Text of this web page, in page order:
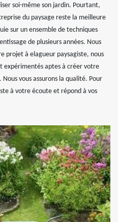
soi-même son jardin. Pourtant,
du paysage reste la meilleure
sur un ensemble de techniques
de plusieurs années. Nous
projet à elagueur paysagiste, nous
expérimentés aptes à créer votre
vous assurons la qualité. Pour
à votre écoute et répond à vos